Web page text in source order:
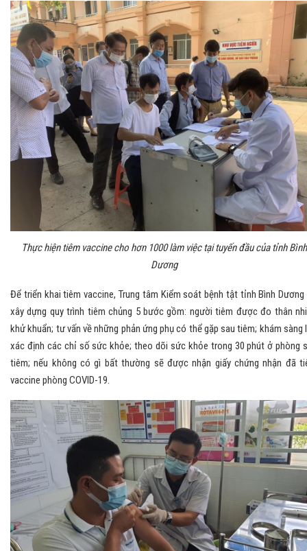
Thực hiện tiêm vaccine cho hơn 1000 làm việc tại tuyến đầu của tỉnh Bình
Dương
Để triển khai tiêm vaccine, Trung tâm Kiểm soát bệnh tật tỉnh Bình Dương
xây dựng quy trình tiêm chủng 5 bước gồm: người tiêm được đo thân
khử khuẩn; tư vấn về những phản ứng phụ có thể gặp sau tiêm; khám sàng
xác định các chỉ số sức khỏe; theo dõi sức khỏe trong 30 phút ở phòng
tiêm; nếu không có gì bất thường sẽ được nhận giấy chứng nhận đã
vaccine phòng COVID-19.